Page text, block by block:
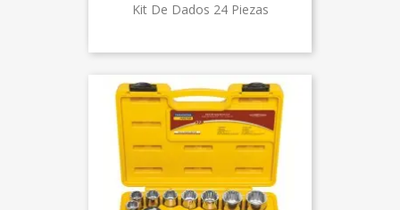
Kit De Dados 24 Piezas